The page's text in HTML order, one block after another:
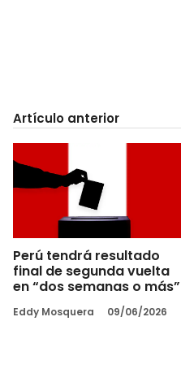
Artículo anterior
Perú tendrá resultado
final de segunda vuelta
en “dos semanas o más”
Eddy Mosquera 09/06/2026